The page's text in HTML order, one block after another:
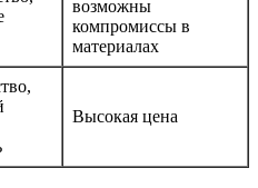
возможны
компромиссы в
материалах
Высокая цена